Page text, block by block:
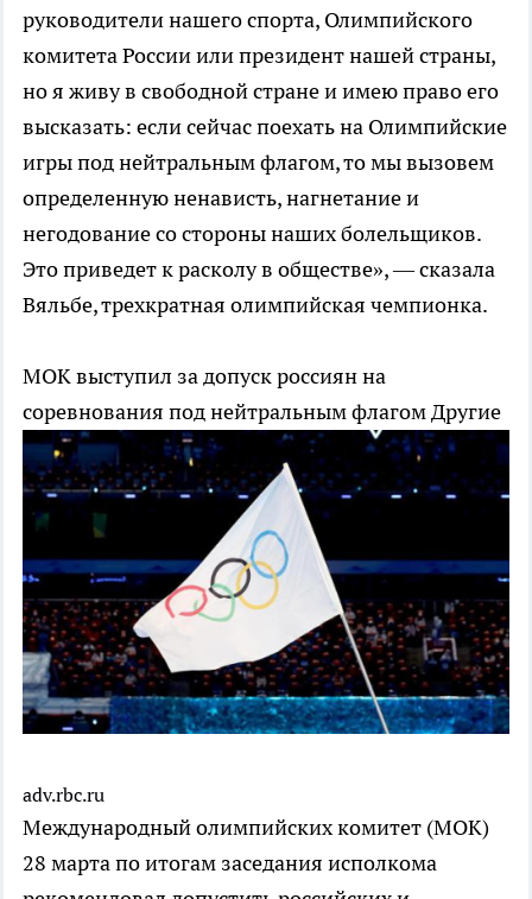
руководители нашего спорта, Олимпийского
комитета России или президент нашей страны,
но я живу в свободной стране и имею право его
высказать: если сейчас поехать на Олимпийские
игры под нейтральным флагом, то мы вызовем
определенную ненависть, нагнетание и
негодование со стороны наших болельщиков.
Это приведет к расколу в обществе», — сказала
Вяльбе, трехкратная олимпийская чемпионка.
МОК выступил за допуск россиян на
соревнования под нейтральным флагомДругие
adv.rbc.ru
Международный олимпийских комитет (МОК)
28 марта по итогам заседания исполкома